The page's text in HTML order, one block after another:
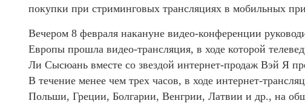
покупки при стриминговых трансляциях в мобильных
Вечером 8 февраля накануне видео-конференции
Европы прошла видео-трансляция, в ходе которой
Ли Сысюань вместе со звездой интернет-продаж Вэй Я
В течение менее чем трех часов, в ходе интернет-
Польши, Греции, Болгарии, Венгрии, Латвии и др., на